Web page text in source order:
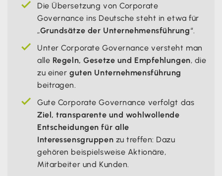
Die Übersetzung von Corporate
Governance ins Deutsche steht in etwa für
„Grundsätze der Unternehmensführung“.
Unter Corporate Governance versteht man
alle Regeln, Gesetze und Empfehlungen, die
zu einerguten Unternehmensführung
beitragen.
Gute Corporate Governance verfolgt das
Ziel, transparente und wohlwollende
Entscheidungen für alle
Interessensgruppen zu treffen: Dazu
gehören beispielsweise Aktionäre,
Mitarbeiter und Kunden.